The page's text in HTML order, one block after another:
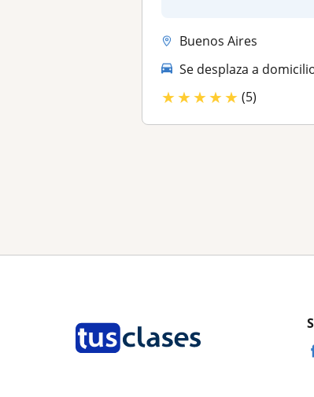
Buenos Aires
Se desplaza a
★★★★★ (5)